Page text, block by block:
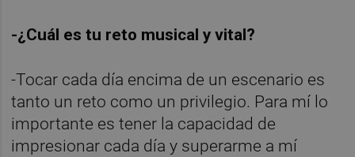
-¿Cuál es tu reto musical y vital?
-Tocar cada día encima de un escenario es
tanto un reto como un privilegio. Para mí lo
importante es tener la capacidad de
impresionar cada día y superarme a mí